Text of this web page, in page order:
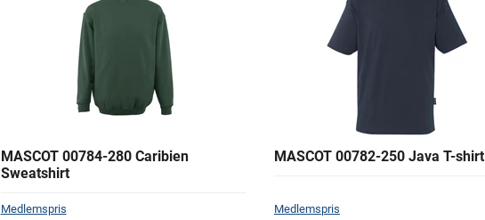
MASCOT 00784-280 Caribien
Sweatshirt
Medlemspris
MASCOT 00782-250 Java T-shirt
Medlemspris